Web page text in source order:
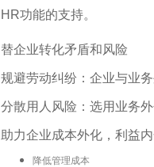
HR功能的支持。
替企业转化矛盾和风险
规避劳动纠纷：企业与业
分散用人风险：选用业务
助力企业成本外化，利益
降低管理成本